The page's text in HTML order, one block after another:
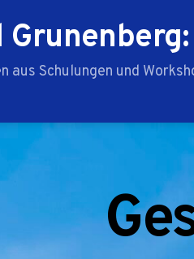
aus Schulungen und